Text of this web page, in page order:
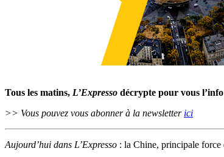
Tous les matins, L’Expresso décrypte pour vous
>> Vous pouvez vous abonner à la newsletter ici
Aujourd’hui dans L’Expresso : la Chine, principale force